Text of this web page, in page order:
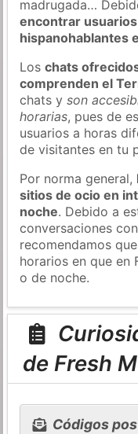
madrugada…
encontrar
hispanohablantes
Loschats
comprenden el
chats yson
horarias, pues de
usuarios a horas
de visitantes en tu
Por norma general,
sitios de ocio en
noche. Debido a
conversaciones
recomendamos
horarios en que en
o de noche.
de Fresh
Códigos